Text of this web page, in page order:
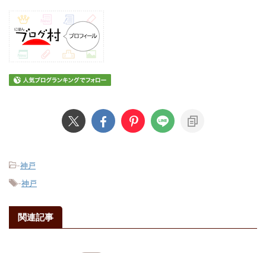
-神戸
-神戸
関連記事